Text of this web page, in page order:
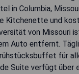
in Columbia,
Kitchenette und
von Missouri
Auto entfernt.
für
Suite verfügt über